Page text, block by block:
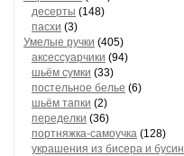
десерты (148)
пасхи (3)
Умелые ручки (405)
аксессуарчики (94)
шьём сумки (33)
постельное белье (6)
шьём тапки (2)
переделки (36)
портняжка-самоучка (128)
украшения из бисера и бусин